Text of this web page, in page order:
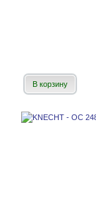
В корзину